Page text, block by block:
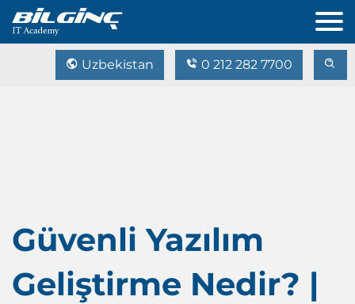
Uzbekistan 0 212 282 7700
Güvenli Yazılım
Geliştirme Nedir? |